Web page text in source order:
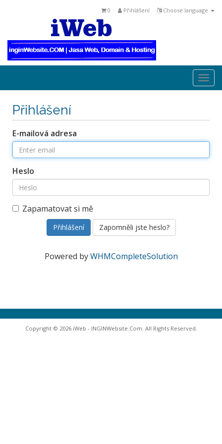
Choose language
Přihlášení
0
Přihlášení
E-mailová adresa
Heslo
Zapamatovat si mě
Zapomněli jste heslo?
Powered byWHMCompleteSolution
Copyright © 2026 iWeb - INGINWebsite.Com. All Rights Reserved.